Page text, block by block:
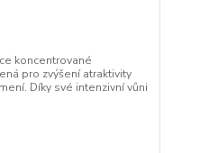
koncentrované
pro zvýšení atraktivity
Díky své intenzivní vůni